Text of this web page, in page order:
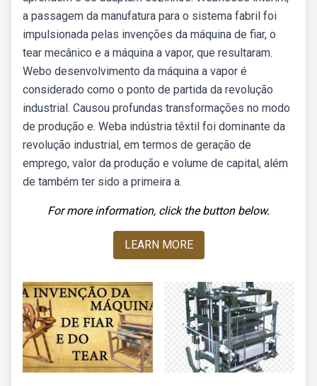
a passagem da manufatura para o sistema fabril foi
impulsionada pelas invenções da máquina de fiar, o
tear mecânico e a máquina a vapor, que resultaram.
Webo desenvolvimento da máquina a vapor é
considerado como o ponto de partida da revolução
industrial. Causou profundas transformações no modo
de produção e. Weba indústria têxtil foi dominante da
revolução industrial, em termos de geração de
emprego, valor da produção e volume de capital, além
de também ter sido a primeira a.
For more information, click the button below.
LEARN MORE